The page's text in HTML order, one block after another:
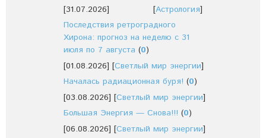
[31.07.2026]
[Астрология]
Последствия ретроградного
Хирона: прогноз на неделю с 31
июля по 7 августа (0)
[01.08.2026] [Светлый мир энергии]
Началась радиационная буря! (0)
[03.08.2026] [Светлый мир энергии]
Большая Энергия — Снова!!! (0)
[06.08.2026] [Светлый мир энергии]